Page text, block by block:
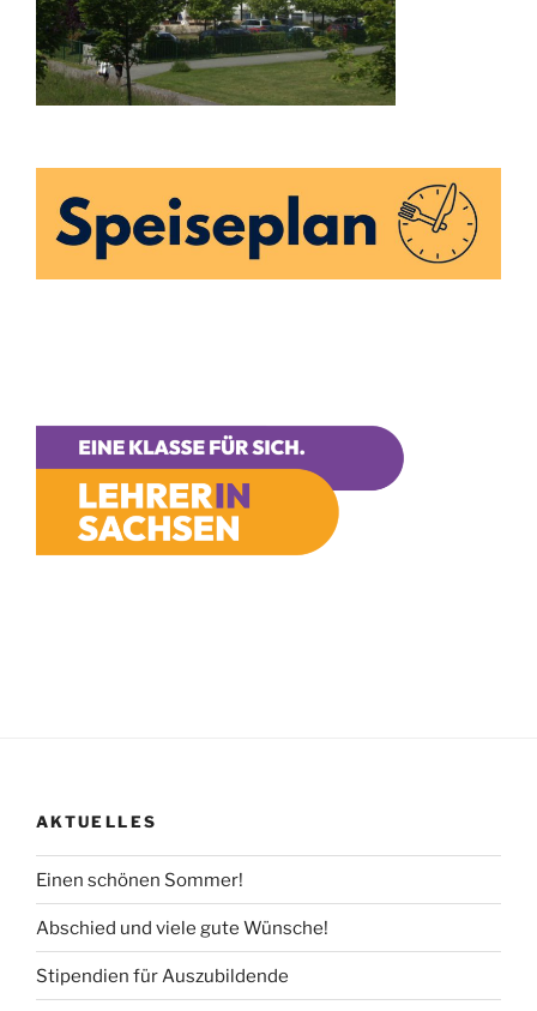
AKTUELLES
Einen schönen Sommer!
Abschied und viele gute Wünsche!
Stipendien für Auszubildende